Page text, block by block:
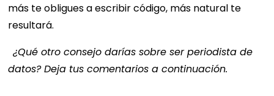
más te obligues a escribir código, más natural te
resultará.
¿Qué otro consejo darías sobre ser periodista de
datos? Deja tus comentarios a continuación.